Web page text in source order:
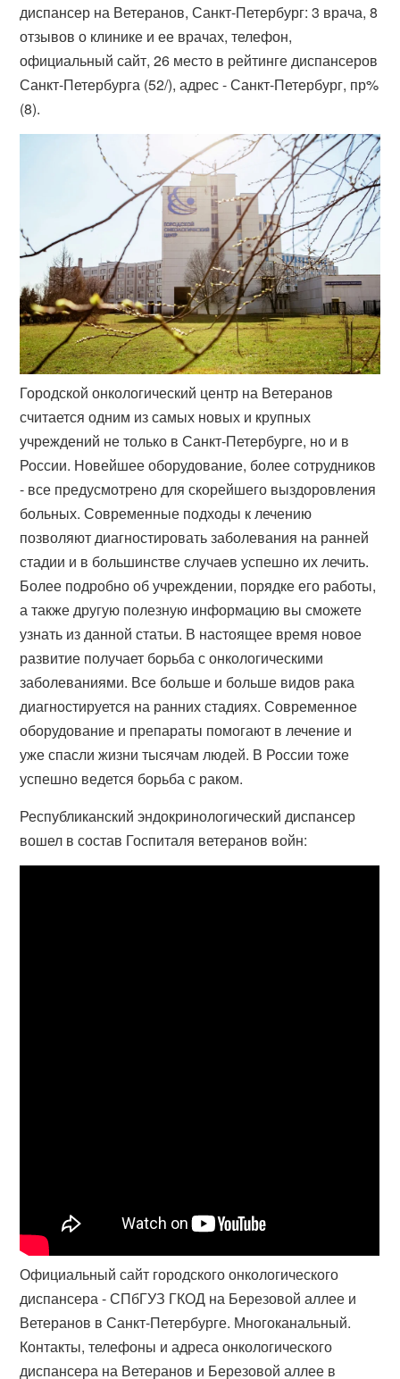
диспансер на Ветеранов, Санкт-Петербург: 3 врача, 8
отзывов о клинике и ее врачах, телефон,
официальный сайт, 26 место в рейтинге диспансеров
Санкт-Петербурга (52/), адрес - Санкт-Петербург, пр%
(8).
Городской онкологический центр на Ветеранов
считается одним из самых новых и крупных
учреждений не только в Санкт-Петербурге, но и в
России. Новейшее оборудование, более сотрудников
- все предусмотрено для скорейшего выздоровления
больных. Современные подходы к лечению
позволяют диагностировать заболевания на ранней
стадии и в большинстве случаев успешно их лечить.
Более подробно об учреждении, порядке его работы,
а также другую полезную информацию вы сможете
узнать из данной статьи. В настоящее время новое
развитие получает борьба с онкологическими
заболеваниями. Все больше и больше видов рака
диагностируется на ранних стадиях. Современное
оборудование и препараты помогают в лечение и
уже спасли жизни тысячам людей. В России тоже
успешно ведется борьба с раком.
Республиканский эндокринологический диспансер
вошел в состав Госпиталя ветеранов войн:
Официальный сайт городского онкологического
диспансера - СПбГУЗ ГКОД на Березовой аллее и
Ветеранов в Санкт-Петербурге. Многоканальный.
Контакты, телефоны и адреса онкологического
диспансера на Ветеранов и Березовой аллее в